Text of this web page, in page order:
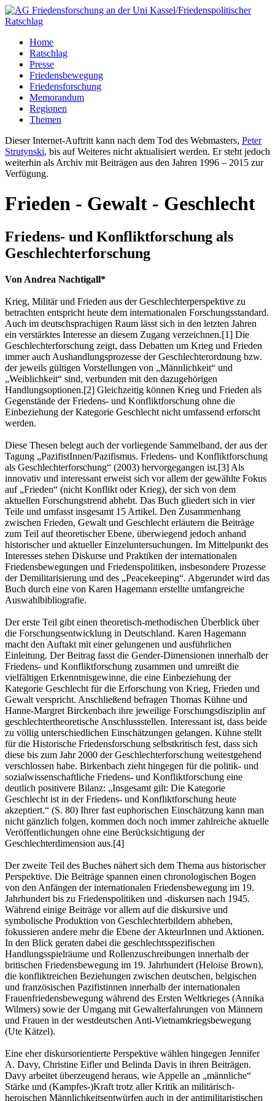
Home
Ratschlag
Presse
Friedensbewegung
Friedensforschung
Memorandum
Regionen
Themen
Dieser Internet-Auftritt kann nach dem Tod des Webmasters, Peter
Strutynski, bis auf Weiteres nicht aktualisiert werden. Er steht jedoch
weiterhin als Archiv mit Beiträgen aus den Jahren 1996 – 2015 zur
Verfügung.
Frieden - Gewalt - Geschlecht
Friedens- und Konfliktforschung als
Geschlechterforschung
Von Andrea Nachtigall*
Krieg, Militär und Frieden aus der Geschlechterperspektive zu
betrachten entspricht heute dem internationalen Forschungsstandard.
Auch im deutschsprachigen Raum lässt sich in den letzten Jahren
ein verstärktes Interesse an diesem Zugang verzeichnen.[1] Die
Geschlechterforschung zeigt, dass Debatten um Krieg und Frieden
immer auch Aushandlungsprozesse der Geschlechterordnung bzw.
der jeweils gültigen Vorstellungen von „Männlichkeit“ und
„Weiblichkeit“ sind, verbunden mit den dazugehörigen
Handlungsoptionen.[2] Gleichzeitig können Krieg und Frieden als
Gegenstände der Friedens- und Konfliktforschung ohne die
Einbeziehung der Kategorie Geschlecht nicht umfassend erforscht
werden.
Diese Thesen belegt auch der vorliegende Sammelband, der aus der
Tagung „PazifistInnen/Pazifismus. Friedens- und Konfliktforschung
als Geschlechterforschung“ (2003) hervorgegangen ist.[3] Als
innovativ und interessant erweist sich vor allem der gewählte Fokus
auf „Frieden“ (nicht Konflikt oder Krieg), der sich von dem
aktuellen Forschungstrend abhebt. Das Buch gliedert sich in vier
Teile und umfasst insgesamt 15 Artikel. Den Zusammenhang
zwischen Frieden, Gewalt und Geschlecht erläutern die Beiträge
zum Teil auf theoretischer Ebene, überwiegend jedoch anhand
historischer und aktueller Einzeluntersuchungen. Im Mittelpunkt des
Interesses stehen Diskurse und Praktiken der internationalen
Friedensbewegungen und Friedenspolitiken, insbesondere Prozesse
der Demilitarisierung und des „Peacekeeping“. Abgerundet wird das
Buch durch eine von Karen Hagemann erstellte umfangreiche
Auswahlbibliografie.
Der erste Teil gibt einen theoretisch-methodischen Überblick über
die Forschungsentwicklung in Deutschland. Karen Hagemann
macht den Auftakt mit einer gelungenen und ausführlichen
Einleitung. Der Beitrag fasst die Gender-Dimensionen innerhalb der
Friedens- und Konfliktforschung zusammen und umreißt die
vielfältigen Erkenntnisgewinne, die eine Einbeziehung der
Kategorie Geschlecht für die Erforschung von Krieg, Frieden und
Gewalt verspricht. Anschließend befragen Thomas Kühne und
Hanne-Margret Birckenbach ihre jeweilige Forschungsdisziplin auf
geschlechtertheoretische Anschlussstellen. Interessant ist, dass beide
zu völlig unterschiedlichen Einschätzungen gelangen. Kühne stellt
für die Historische Friedensforschung selbstkritisch fest, dass sich
diese bis zum Jahr 2000 der Geschlechterforschung weitestgehend
verschlossen habe. Birkenbach zieht hingegen für die politik- und
sozialwissenschaftliche Friedens- und Konfliktforschung eine
deutlich positivere Bilanz: „Insgesamt gilt: Die Kategorie
Geschlecht ist in der Friedens- und Konfliktforschung heute
akzeptiert.“ (S. 80) Ihrer fast euphorischen Einschätzung kann man
nicht gänzlich folgen, kommen doch noch immer zahlreiche aktuelle
Veröffentlichungen ohne eine Berücksichtigung der
Geschlechterdimension aus.[4]
Der zweite Teil des Buches nähert sich dem Thema aus historischer
Perspektive. Die Beiträge spannen einen chronologischen Bogen
von den Anfängen der internationalen Friedensbewegung im 19.
Jahrhundert bis zu Friedenspolitiken und -diskursen nach 1945.
Während einige Beiträge vor allem auf die diskursive und
symbolische Produktion von Geschlechterbildern abheben,
fokussieren andere mehr die Ebene der AkteurInnen und Aktionen.
In den Blick geraten dabei die geschlechtsspezifischen
Handlungsspielräume und Rollenzuschreibungen innerhalb der
britischen Friedensbewegung im 19. Jahrhundert (Heloise Brown),
die konfliktreichen Beziehungen zwischen deutschen, belgischen
und französischen Pazifistinnen innerhalb der internationalen
Frauenfriedensbewegung während des Ersten Weltkrieges (Annika
Wilmers) sowie der Umgang mit Gewalterfahrungen von Männern
und Frauen in der westdeutschen Anti-Vietnamkriegsbewegung
(Ute Kätzel).
Eine eher diskursorientierte Perspektive wählen hingegen Jennifer
A. Davy, Christine Eifler und Belinda Davis in ihren Beiträgen.
Davy arbeitet überzeugend heraus, wie Appelle an „männliche“
Stärke und (Kampfes-)Kraft trotz aller Kritik an militärisch-
heroischen Männlichkeitsentwürfen auch in der antimilitaristischen